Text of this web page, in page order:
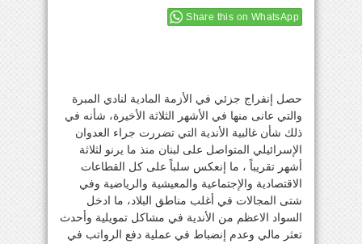
Share this on WhatsApp
حصل إنفراج جزئي في الأزمة المادية لنادي المبرة
والتي عانى منها في الأشهر الثلاثة الأخيرة، شأنه في
ذلك شأن غالبية الأندية التي تضررت جراء العدوان
الإسرائيلي المتواصل على لبنان منذ ما يرنو لثلاثة
أشهر تقريباً ، ما إنعكس سلباً على كل القطاعات
الاقتصادية والإجتماعية والمعيشية والرياضية وفي
شتى المجالات في أغلب مناطق البلاد، ما ادخل
السواد الاعظم من الأندية في مشاكل تمويلية وأحدث
تعثر مالي وعدم إنضباط في عملية دفع الرواتب في